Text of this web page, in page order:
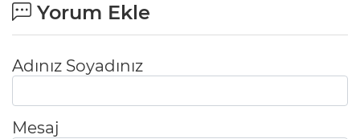
Yorum Ekle
Adınız Soyadınız
Mesaj